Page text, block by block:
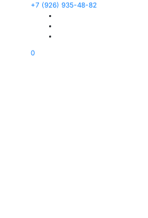
+7 (926) 935-48-82
0